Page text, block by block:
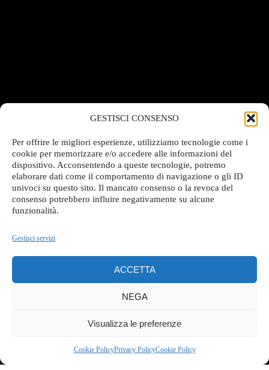
GESTISCI CONSENSO
Per offrire le migliori esperienze, utilizziamo tecnologie come i
cookie per memorizzare e/o accedere alle informazioni del
dispositivo. Acconsentendo a queste tecnologie, potremo
elaborare dati come il comportamento di navigazione o gli ID
univoci su questo sito. Il mancato consenso o la revoca del
consenso potrebbero influire negativamente su alcune
funzionalità.
Gestisci servizi
ACCETTA
NEGA
Visualizza le preferenze
Cookie PolicyPrivacy PolicyCookie Policy